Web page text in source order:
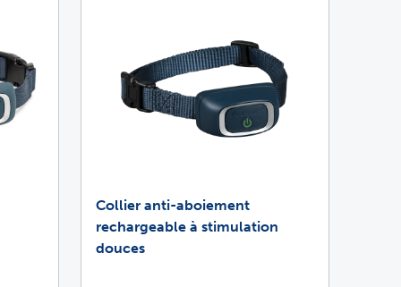
Collier anti-aboiement
rechargeable à stimulation
douces